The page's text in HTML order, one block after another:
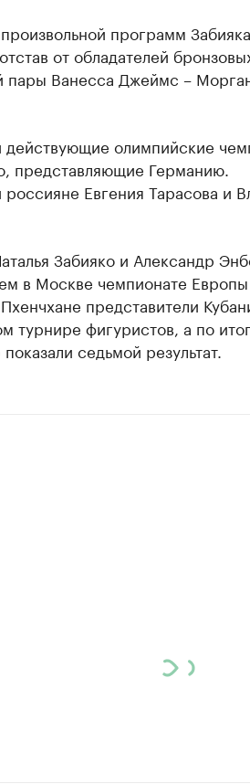
программ
от обладателей
пары Ванесса Джеймс –
олимпийские
представляющие Германию.
Евгения Тарасова и
Забияко и Александр
в Москве чемпионате
представители
турнире фигуристов, а по
седьмой результат.